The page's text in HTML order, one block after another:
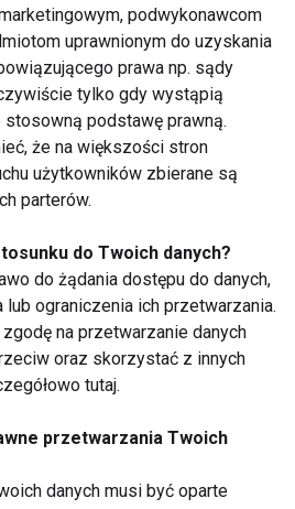
maksymalnej
: W jednym treningu
ćwiczenia siłowe,
minut podnoszenia
20 minut biegu.
z obciążeniem
ćwiczeniami
z hantlami,
z obciążeniem.
siłowym a cardio zależy
łączyć oba rodzaje
mięśnie, wzmacnia kości i
podczas gdy cardio
podwykonawcom
uprawnionym do uzyskania
prawa np. sądy
tylko gdy wystąpią
podstawę prawną.
że na większości stron
użytkowników zbierane są
parterów.
do Twoich danych?
do żądania dostępu do danych,
lub ograniczenia ich przetwarzania.
na przetwarzanie danych
oraz skorzystać z innych
tutaj.
przetwarzania Twoich
danych musi być oparte